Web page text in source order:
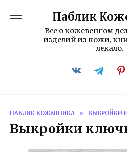
содержанию
Паблик
Все о кожевенном
изделий из кожи,
лекало.
ПАБЛИК КОЖЕВНИКА » ВЫКРОЙКИ
Выкройки